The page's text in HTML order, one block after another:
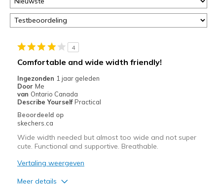
<a
href="javascript:location.href=location.pathname;">hier</a>
de
met
migratiegeschiedenis
van
de
page_id
bezoeken.
4
Comfortable and wide width friendly!
Ingezonden 1 jaar geleden
Door Me
van Ontario Canada
Describe Yourself Practical
Beoordeeld op
skechers.ca
Wide width needed but almost too wide and not super
cute. Functional and supportive. Breathable.
Vertaling weergeven
Meer details